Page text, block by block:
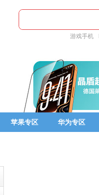
游戏手机
苹果专区 华为专区